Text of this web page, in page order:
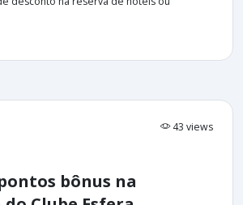
43 views
bônus na